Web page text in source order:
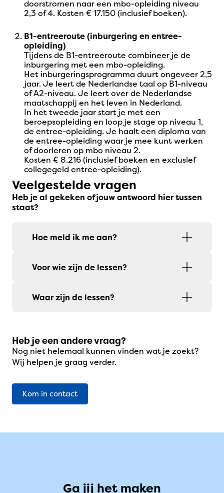
doorstromen naar een mbo-opleiding niveau
2,3 of 4. Kosten € 17.150 (inclusief boeken).
B1-entreeroute (inburgering en entree-
opleiding)
Tijdens de B1-entreeroute combineer je de
inburgering met een mbo-opleiding.
Het inburgeringsprogramma duurt ongeveer 2,5
jaar. Je leert de Nederlandse taal op B1-niveau
of A2-niveau. Je leert over de Nederlandse
maatschappij en het leven in Nederland.
In het tweede jaar start je met een
beroepsopleiding en loop je stage op niveau 1,
de entree-opleiding. Je haalt een diploma van
de entree-opleiding waar je mee kunt werken
of doorleren op mbo niveau 2.
Kosten € 8.216 (inclusief boeken en exclusief
collegegeld entree-opleiding).
Veelgestelde vragen
Heb je al gekeken of jouw antwoord hier tussen
staat?
Hoe meld ik me aan?
Voor wie zijn de lessen?
Waar zijn de lessen?
Heb je een andere vraag?
Nog niet helemaal kunnen vinden wat je zoekt?
Wij helpen je graag verder.
Kom in contact
Ga jij het maken